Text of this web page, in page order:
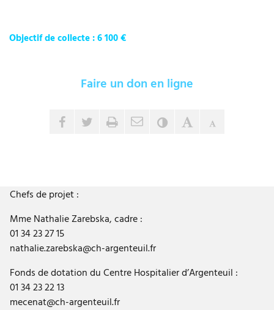
Objectif de collecte : 6 100 €
Faire un don en ligne
Partager sur Facebook
Partager sur Twitter
ImprimerEnvoyer par e-mail
ContrasteAgrandir le
Chefs de projet :
Mme Nathalie Zarebska, cadre :
01 34 23 27 15
nathalie.zarebska@ch-argenteuil.fr
Fonds de dotation du Centre Hospitalier d’Argenteuil :
01 34 23 22 13
mecenat@ch-argenteuil.fr